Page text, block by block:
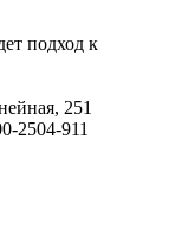
подход к
251
2504-911